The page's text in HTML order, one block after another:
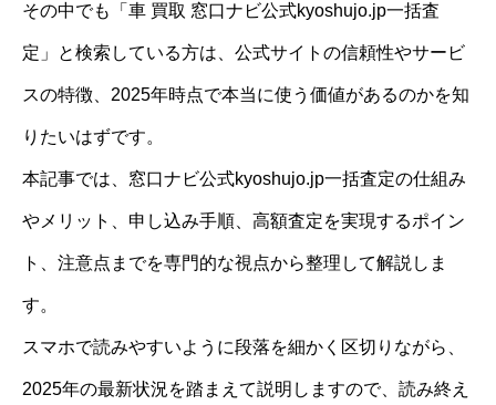
その中でも「車 買取 窓口ナビ公式kyoshujo.jp一括査
定」と検索している方は、公式サイトの信頼性やサービ
スの特徴、2025年時点で本当に使う価値があるのかを知
りたいはずです。
本記事では、窓口ナビ公式kyoshujo.jp一括査定の仕組み
やメリット、申し込み手順、高額査定を実現するポイン
ト、注意点までを専門的な視点から整理して解説しま
す。
スマホで読みやすいように段落を細かく区切りながら、
2025年の最新状況を踏まえて説明しますので、読み終え